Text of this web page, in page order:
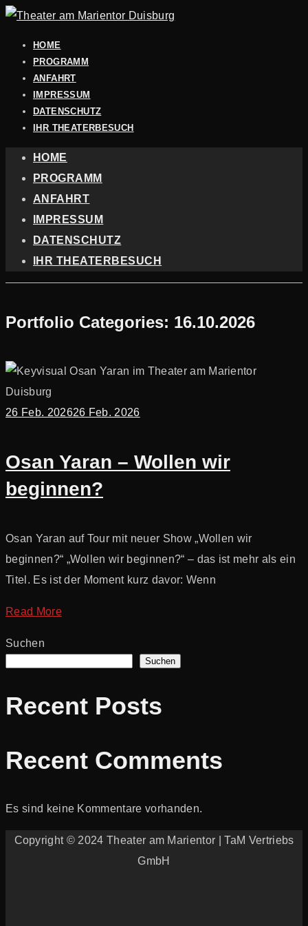
HOME
PROGRAMM
ANFAHRT
IMPRESSUM
DATENSCHUTZ
IHR THEATERBESUCH
HOME
PROGRAMM
ANFAHRT
IMPRESSUM
DATENSCHUTZ
IHR THEATERBESUCH
Portfolio Categories: 16.10.2026
26 Feb. 202626 Feb. 2026
Osan Yaran – Wollen wir
beginnen?
Osan Yaran auf Tour mit neuer Show „Wollen wir
beginnen?“ „Wollen wir beginnen?“ – das ist mehr als ein
Titel. Es ist der Moment kurz davor: Wenn
Read More
Suchen
Suchen
Recent Posts
Recent Comments
Es sind keine Kommentare vorhanden.
Copyright © 2024 Theater am Marientor | TaM Vertriebs
GmbH